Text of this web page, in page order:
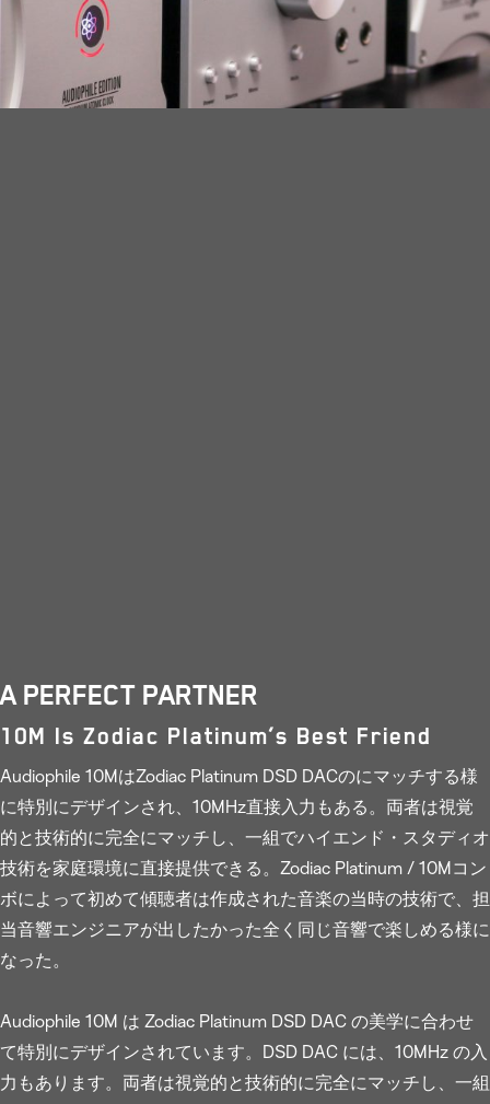
A PERFECT PARTNER
10M Is Zodiac Platinum’s Best Friend
Audiophile 10MはZodiac Platinum DSD DACのにマッチする様
に特別にデザインされ、10MHz直接入力もある。両者は視覚
的と技術的に完全にマッチし、一組でハイエンド・スタディオ
技術を家庭環境に直接提供できる。Zodiac Platinum / 10Mコン
ボによって初めて傾聴者は作成された音楽の当時の技術で、担
当音響エンジニアが出したかった全く同じ音響で楽しめる様に
なった。
Audiophile 10M は Zodiac Platinum DSD DAC の美学に合わせ
て特別にデザインされています。DSD DAC には、10MHz の入
力もあります。両者は視覚的と技術的に完全にマッチし、一組